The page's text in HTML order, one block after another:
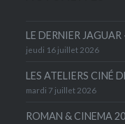
LE DERNIER JAGUAR
jeudi 16 juillet 2026
LES ATELIERS CINÉ
mardi 7 juillet 2026
ROMAN & CINEMA